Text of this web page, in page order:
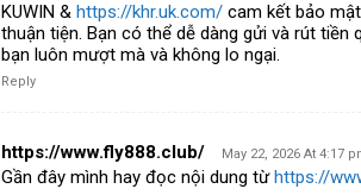
KUWIN & https://khr.uk.com/cam kết bảo
thuận tiện. Bạn có thể dễ dàng gửi và rút
bạn luôn mượt mà và không lo ngại.
Reply
https://www.fly888.club/ May 22, 2026 At 4:17
Gần đây mình hay đọc nội dung từ https://